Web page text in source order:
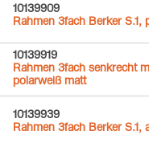
10139909
Rahmen 3fach Berker S.1,
10139919
Rahmen 3fach senkrecht
polarweiß matt
10139939
Rahmen 3fach Berker S.1,